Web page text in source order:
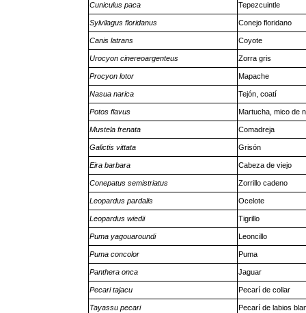
Cuniculus paca Tepezcuintle
Sylvilagus floridanus Conejo floridano
Canis latrans Coyote
Urocyon cinereoargenteus Zorra gris
Procyon lotor Mapache
Nasua narica Tejón, coatí
Potos flavus Martucha, mico de
Mustela frenata Comadreja
Galictis vittata Grisón
Eira barbara Cabeza de viejo
Conepatus semistriatus Zorrillo cadeno
Leopardus pardalis Ocelote
Leopardus wiedii Tigrillo
Puma yagouaroundi Leoncillo
Puma concolor Puma
Panthera onca Jaguar
Pecari tajacu Pecarí de collar
Tayassu pecari Pecarí de labios